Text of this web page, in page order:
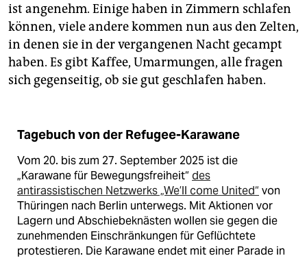
ist angenehm. Einige haben in Zimmern schlafen
können, viele andere kommen nun aus den Zelten,
in denen sie in der vergangenen Nacht gecampt
haben. Es gibt Kaffee, Umarmungen, alle fragen
sich gegenseitig, ob sie gut geschlafen haben.
Tagebuch von der Refugee-Karawane ​
Vom 20. bis zum 27. September 2025 ist die
„Karawane für Bewegungsfreiheit“ des
antirassistischen Netzwerks „We’ll come United“ von
Thüringen nach Berlin unterwegs. Mit Aktionen vor
Lagern und Abschiebeknästen wollen sie gegen die
zunehmenden Einschränkungen für Geflüchtete
protestieren. Die Karawane endet mit einer Parade in